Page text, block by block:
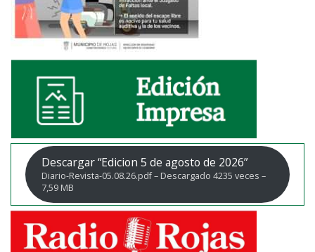
Descargar “Edicion 5 de agosto de 2026”
Diario-Revista-05.08.26.pdf – Descargado 4235 veces –
7,59 MB